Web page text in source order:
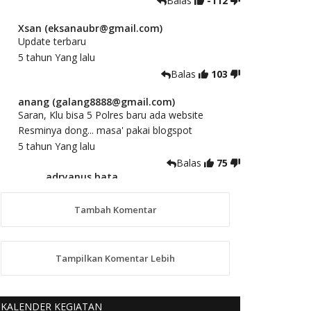
Xsan (eksanaubr@gmail.com)
Update terbaru
5 tahun Yang lalu
Balas
103
anang (galang8888@gmail.com)
Saran, Klu bisa 5 Polres baru ada website
Resminya dong... masa' pakai blogspot
5 tahun Yang lalu
Balas
75
adryanus bata
kami tindaklanjuti
5 tahun Yang lalu
88
anggy (anakkaos@gmail.com)
Sumba Barat Aman, Trmksih Pak Polisi
Tambah Komentar
Tampilkan Komentar Lebih
KALENDER KEGIATAN